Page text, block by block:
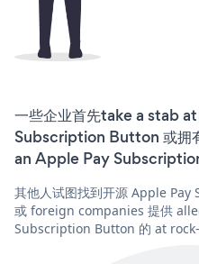
一些企业首先take a stab
Subscription Button 或拥
an Apple Pay
其他人试图找到开源 Apple
或 foreign companies 提供
Subscription Button 的 at